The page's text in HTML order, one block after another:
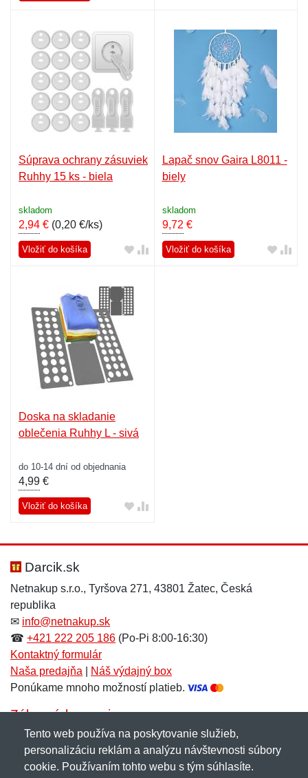
Súprava ochrany zásuviek
Ruhhy 15 ks - biela
skladom
2,94 € (0,20 €/ks)
Vložiť do košíka
Lapač snov Gaira L8011 -
biely
skladom
9,72 €
Vložiť do košíka
Doska na skladanie
oblečenia Ruhhy L - sivá
do 10-14 dní od objednania
4,99 €
Vložiť do košíka
Darcik.sk
Netnakup s.r.o., Tyršova 271, 43801 Žatec, Česká
republika
✉ info@netnakup.sk
☎ +421 222 205 186 (Po-Pi 8:00-16:30)
Kontaktný formulár
Naša predajňa
Náš výdajný box
Ponúkame mnoho možností platieb.
Zákaznícky servis
Novinky emailom
Tento web používa na poskytovanie služieb,
personalizáciu reklám a analýzu návštevnosti súbory
cookie. Používaním tohto webu s tým súhlasíte.